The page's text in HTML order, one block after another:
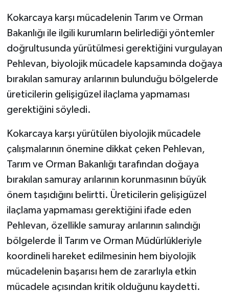
Kokarcaya karşı mücadelenin Tarım ve Orman
Bakanlığı ile ilgili kurumların belirlediği yöntemler
doğrultusunda yürütülmesi gerektiğini vurgulayan
Pehlevan, biyolojik mücadele kapsamında doğaya
bırakılan samuray arılarının bulunduğu bölgelerde
üreticilerin gelişigüzel ilaçlama yapmaması
gerektiğini söyledi.
Kokarcaya karşı yürütülen biyolojik mücadele
çalışmalarının önemine dikkat çeken Pehlevan,
Tarım ve Orman Bakanlığı tarafından doğaya
bırakılan samuray arılarının korunmasının büyük
önem taşıdığını belirtti. Üreticilerin gelişigüzel
ilaçlama yapmaması gerektiğini ifade eden
Pehlevan, özellikle samuray arılarının salındığı
bölgelerde İl Tarım ve Orman Müdürlükleriyle
koordineli hareket edilmesinin hem biyolojik
mücadelenin başarısı hem de zararlıyla etkin
mücadele açısından kritik olduğunu kaydetti.